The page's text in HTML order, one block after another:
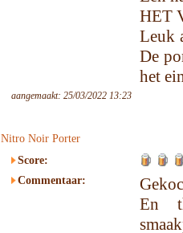
HET
Leuk
De
het
aangemaakt: 25/03/2022 13:23
Nitro Noir Porter
Score:
Commentaar:
En